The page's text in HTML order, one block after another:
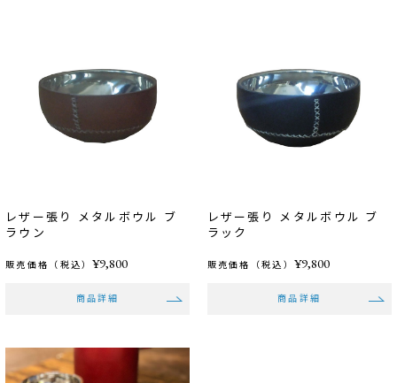
レザー張り メタルボウル ブ
ラウン
販売価格（税込）¥9,800
商品詳細
レザー張り メタルボウル ブ
ラック
販売価格（税込） ¥9,800
商品詳細